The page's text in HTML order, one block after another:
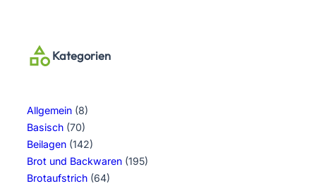
Kategorien
Allgemein (8)
Basisch (70)
Beilagen (142)
Brot und Backwaren (195)
Brotaufstrich (64)